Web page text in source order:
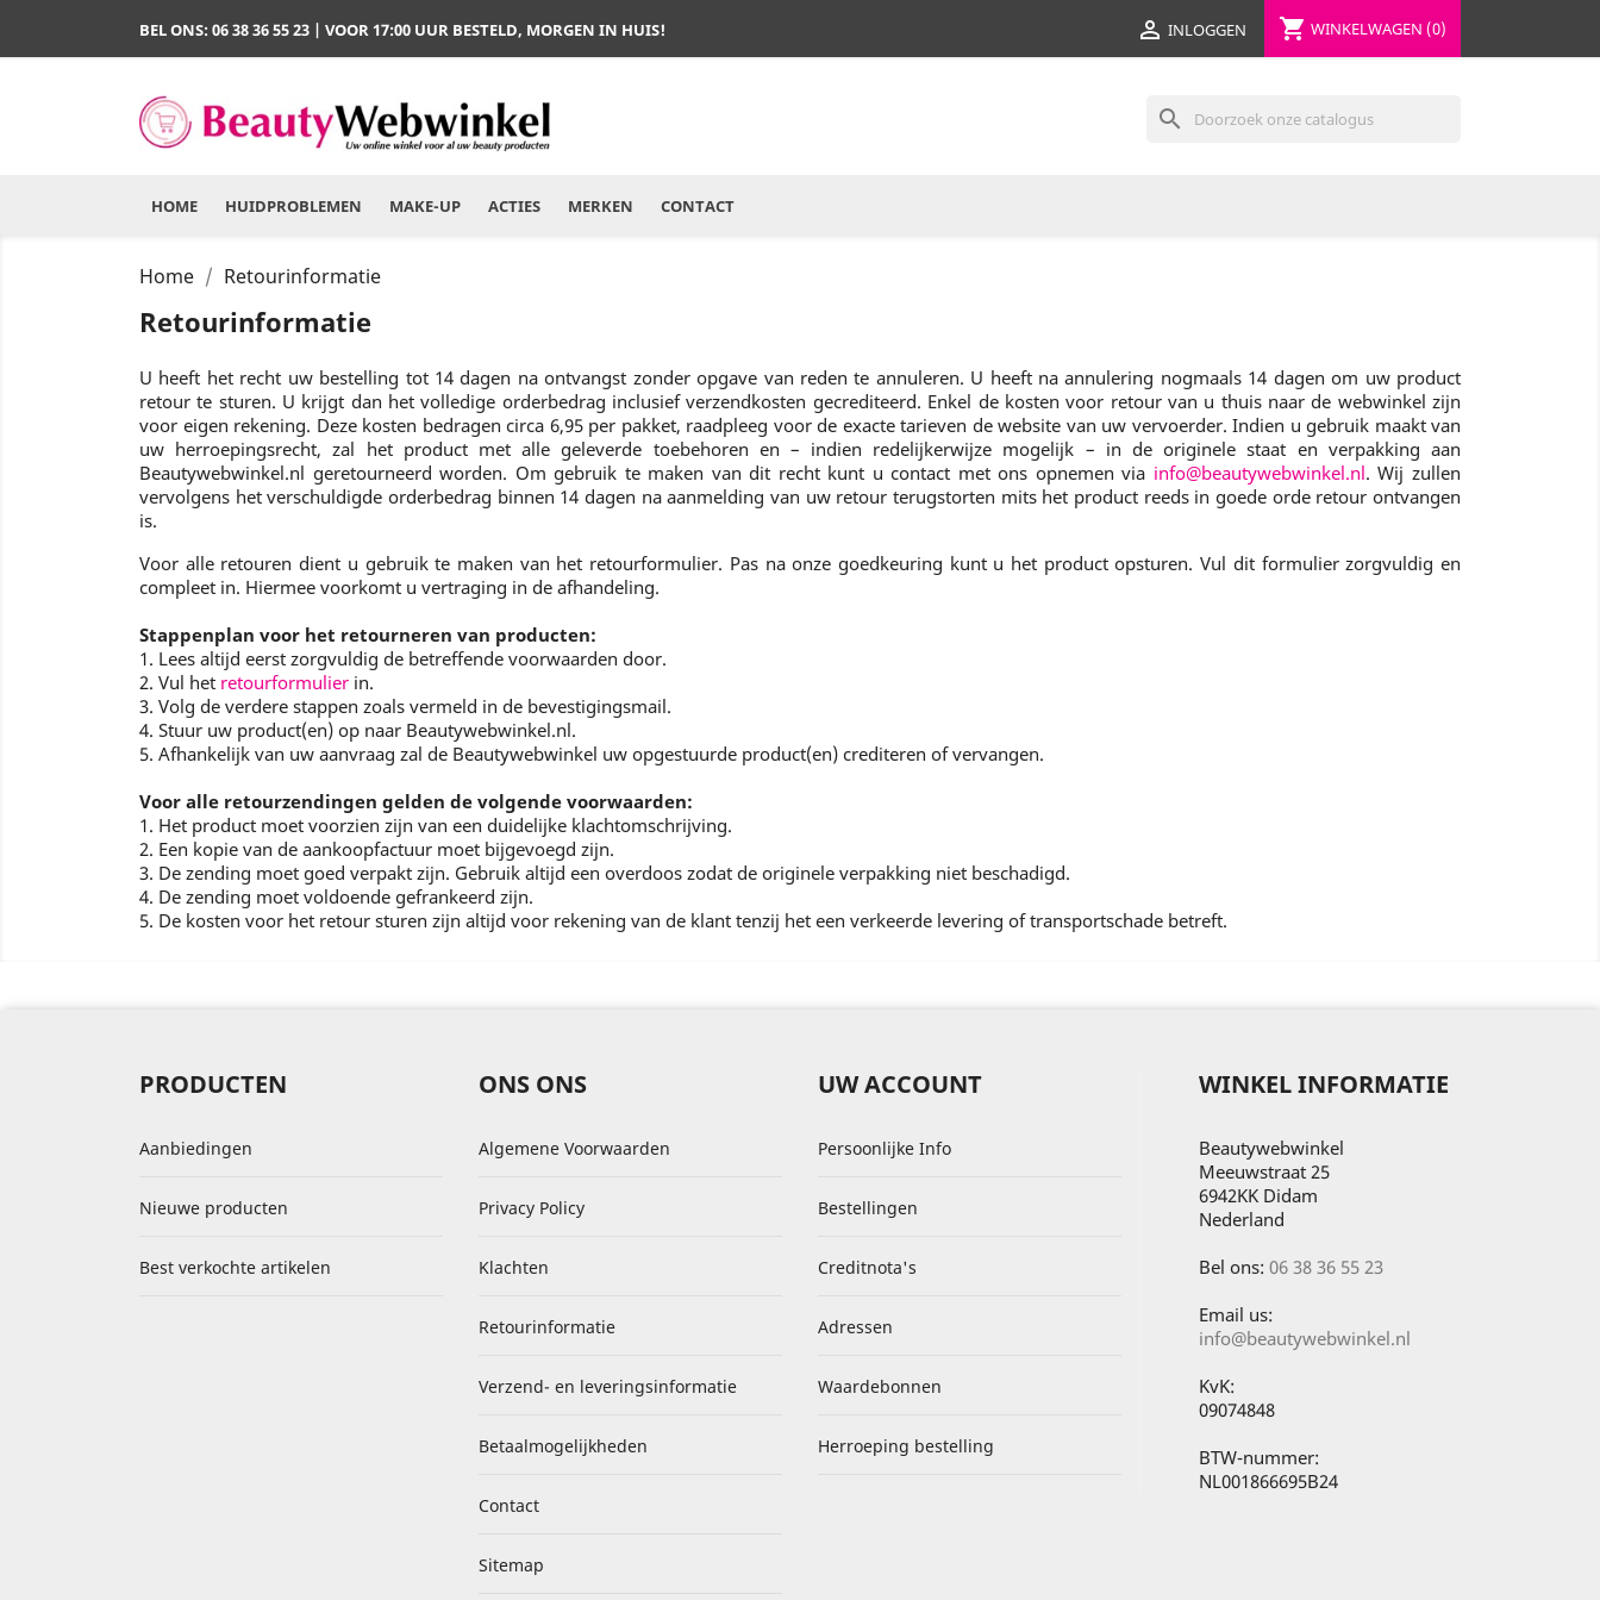
BEL ONS: 06 38 36 55 23 | VOOR 17:00 UUR BESTELD, MORGEN IN HUIS!  INLOGGEN shopping_cart WINKELWAGEN (0)
search
HOME HUIDPROBLEMEN MAKE-UP ACTIES MERKEN CONTACT
Home Retourinformatie
Retourinformatie
U heeft het recht uw bestelling tot 14 dagen na ontvangst zonder opgave van reden te annuleren. U heeft na annulering nogmaals 14 dagen om uw product
retour te sturen. U krijgt dan het volledige orderbedrag inclusief verzendkosten gecrediteerd. Enkel de kosten voor retour van u thuis naar de webwinkel zijn
voor eigen rekening. Deze kosten bedragen circa 6,95 per pakket, raadpleeg voor de exacte tarieven de website van uw vervoerder. Indien u gebruik maakt van
uw herroepingsrecht, zal het product met alle geleverde toebehoren en – indien redelijkerwijze mogelijk – in de originele staat en verpakking aan
Beautywebwinkel.nl geretourneerd worden. Om gebruik te maken van dit recht kunt u contact met ons opnemen via info@beautywebwinkel.nl. Wij zullen
vervolgens het verschuldigde orderbedrag binnen 14 dagen na aanmelding van uw retour terugstorten mits het product reeds in goede orde retour ontvangen
is.
Voor alle retouren dient u gebruik te maken van het retourformulier. Pas na onze goedkeuring kunt u het product opsturen. Vul dit formulier zorgvuldig en
compleet in. Hiermee voorkomt u vertraging in de afhandeling.
Stappenplan voor het retourneren van producten:
1. Lees altijd eerst zorgvuldig de betreffende voorwaarden door.
2. Vul het retourformulier in.
3. Volg de verdere stappen zoals vermeld in de bevestigingsmail.
4. Stuur uw product(en) op naar Beautywebwinkel.nl.
5. Afhankelijk van uw aanvraag zal de Beautywebwinkel uw opgestuurde product(en) crediteren of vervangen.
Voor alle retourzendingen gelden de volgende voorwaarden:
1. Het product moet voorzien zijn van een duidelijke klachtomschrijving.
2. Een kopie van de aankoopfactuur moet bijgevoegd zijn.
3. De zending moet goed verpakt zijn. Gebruik altijd een overdoos zodat de originele verpakking niet beschadigd.
4. De zending moet voldoende gefrankeerd zijn.
5. De kosten voor het retour sturen zijn altijd voor rekening van de klant tenzij het een verkeerde levering of transportschade betreft.
PRODUCTEN
Aanbiedingen
Nieuwe producten
Best verkochte artikelen
ONS ONS
Algemene Voorwaarden
Privacy Policy
Klachten
Retourinformatie
Verzend- en leveringsinformatie
Betaalmogelijkheden
Contact
Sitemap
UW ACCOUNT
Persoonlijke Info
Bestellingen
Creditnota's
Adressen
Waardebonnen
Herroeping bestelling
WINKEL INFORMATIE
Beautywebwinkel
Meeuwstraat 25
6942KK Didam
Nederland
Bel ons: 06 38 36 55 23
Email us:
info@beautywebwinkel.nl
KvK:
09074848
BTW-nummer:
NL001866695B24